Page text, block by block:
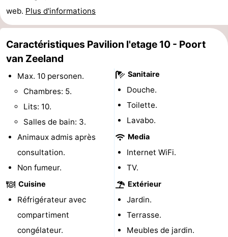
Piscines
-
Surfen
-
Sportive
Equitation
Boire
manger
Pratiques
Route
Stationnement
Adresses
web. Plus d'informations
Caractéristiques Pavilion l'etage 10 - Poort
van Zeeland
Max. 10 personen.
Chambres: 5.
Lits: 10.
Salles de bain: 3.
Animaux admis après
consultation.
Non fumeur.
Cuisine
Réfrigérateur avec
compartiment
congélateur.
Sanitaire
Douche.
Toilette.
Lavabo.
Media
Internet WiFi.
TV.
Extérieur
Jardin.
Terrasse.
Meubles de jardin.